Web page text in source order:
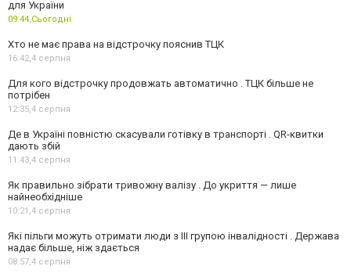
для України
09:44,Сьогодні
Хто не має права на відстрочку пояснив ТЦК
16:42,4 серпня
Для кого відстрочку продовжать автоматично . ТЦК більше не
потрібен
12:35,4 серпня
Де в Україні повністю скасували готівку в транспорті . QR-квитки
дають збій
11:43,4 серпня
Як правильно зібрати тривожну валізу . До укриття — лише
найнеобхідніше
10:21,4 серпня
Які пільги можуть отримати люди з III групою інвалідності . Держава
надає більше, ніж здається
08:57,4 серпня